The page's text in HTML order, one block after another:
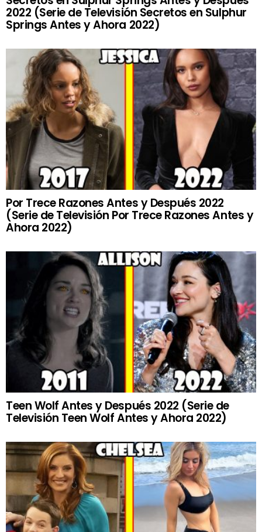
2022 (Serie de Televisión Secretos en Sulphur
Springs Antes y Ahora 2022)
Por Trece Razones Antes y Después 2022
(Serie de Televisión Por Trece Razones Antes y
Ahora 2022)
Teen Wolf Antes y Después 2022 (Serie de
Televisión Teen Wolf Antes y Ahora 2022)